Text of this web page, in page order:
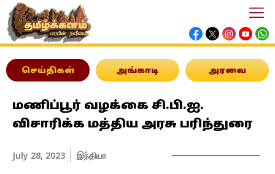
செய்திகள் அங்காடி அரவை
மணிப்பூர் வழக்கை சி.பி.ஐ.
விசாரிக்க மத்திய அரசு பரிந்துரை
July 28, 2023 இந்தியா